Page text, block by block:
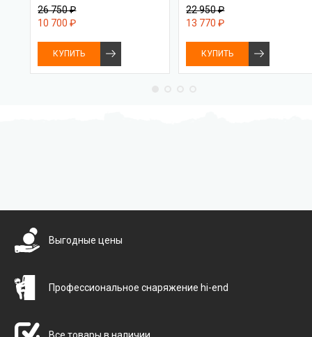
26 750 ₽
10 700 ₽
КУПИТЬ
22 950 ₽
13 770 ₽
КУПИТЬ
Выгодные цены
Профессиональное снаряжение hi-end
Все товары в наличии